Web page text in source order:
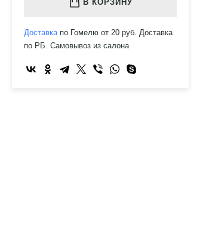
В КОРЗИНУ
Доставкапо Гомелю от 20 руб. Доставка
по РБ. Самовывоз из салона